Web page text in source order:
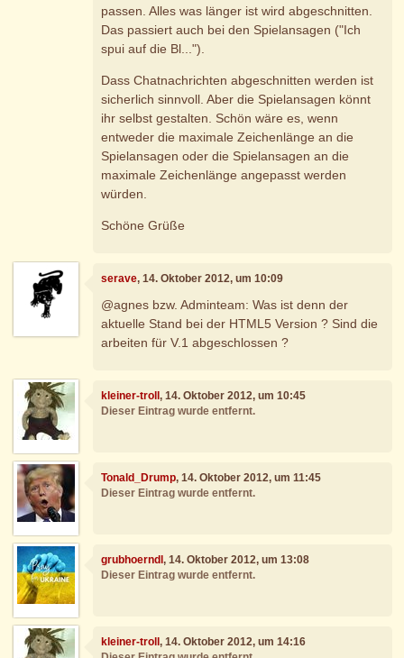
passen. Alles was länger ist wird abgeschnitten.
Das passiert auch bei den Spielansagen ("Ich
spui auf die Bl...").
Dass Chatnachrichten abgeschnitten werden ist
sicherlich sinnvoll. Aber die Spielansagen könnt
ihr selbst gestalten. Schön wäre es, wenn
entweder die maximale Zeichenlänge an die
Spielansagen oder die Spielansagen an die
maximale Zeichenlänge angepasst werden
würden.
Schöne Grüße
serave, 14. Oktober 2012, um 10:09
@agnes bzw. Adminteam: Was ist denn der
aktuelle Stand bei der HTML5 Version ? Sind die
arbeiten für V.1 abgeschlossen ?
kleiner-troll, 14. Oktober 2012, um 10:45
Dieser Eintrag wurde entfernt.
Tonald_Drump, 14. Oktober 2012, um 11:45
Dieser Eintrag wurde entfernt.
grubhoerndl, 14. Oktober 2012, um 13:08
Dieser Eintrag wurde entfernt.
kleiner-troll, 14. Oktober 2012, um 14:16